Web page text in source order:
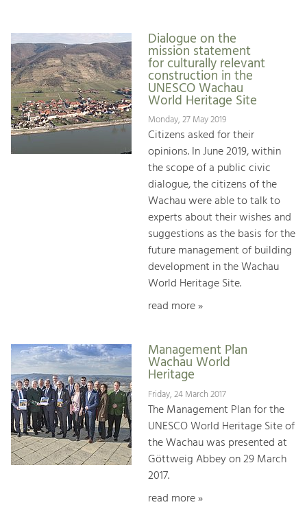
Dialogue on the
mission statement
for culturally relevant
construction in the
UNESCO Wachau
World Heritage Site
Monday, 27 May 2019
Citizens asked for their
opinions. In June 2019, within
the scope of a public civic
dialogue, the citizens of the
Wachau were able to talk to
experts about their wishes and
suggestions as the basis for the
future management of building
development in the Wachau
World Heritage Site.
read more »
Management Plan
Wachau World
Heritage
Friday, 24 March 2017
The Management Plan for the
UNESCO World Heritage Site of
the Wachau was presented at
Göttweig Abbey on 29 March
2017.
read more »